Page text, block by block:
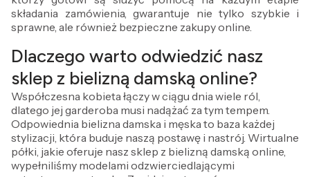
składania zamówienia, gwarantuje nie tylko szybkie i
sprawne, ale również bezpieczne zakupy online.
Dlaczego warto odwiedzić nasz
sklep z bielizną damską online?
Współczesna kobieta łączy w ciągu dnia wiele ról,
dlatego jej garderoba musi nadążać za tym tempem.
Odpowiednia bielizna damska i męska to baza każdej
stylizacji, która buduje naszą postawę i nastrój. Wirtualne
półki, jakie oferuje nasz sklep z bielizną damską online,
wypełniliśmy modelami odzwierciedlającymi